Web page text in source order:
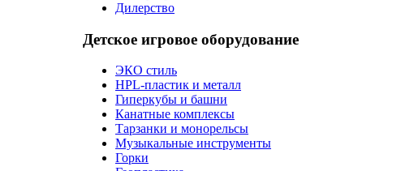
Дилерство
Детское игровое оборудование
ЭКО стиль
HPL-пластик и металл
Гиперкубы и башни
Канатные комплексы
Тарзанки и монорельсы
Музыкальные инструменты
Горки